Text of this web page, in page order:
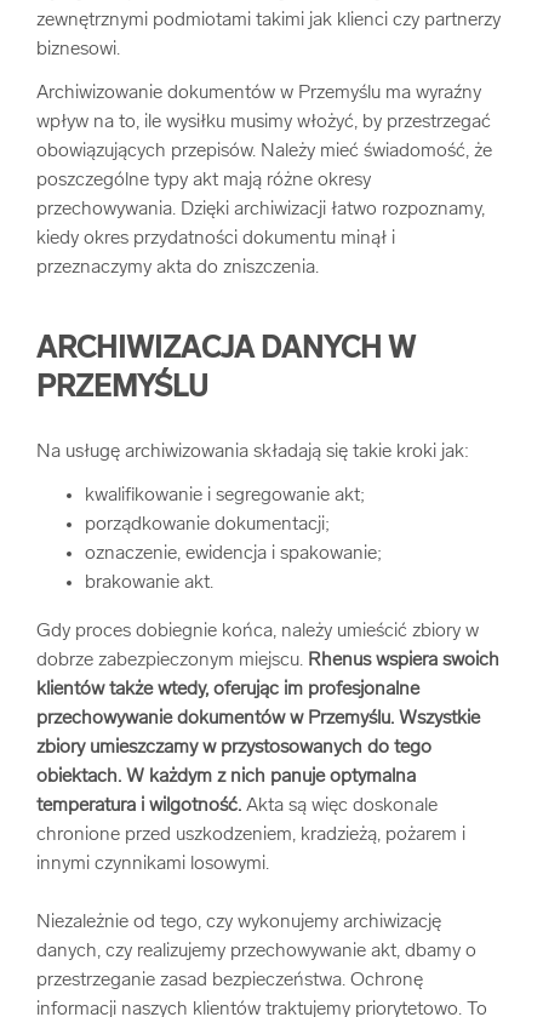
zewnętrznymi podmiotami takimi jak klienci czy partnerzy
biznesowi.
Archiwizowanie dokumentów w Przemyślu ma wyraźny
wpływ na to, ile wysiłku musimy włożyć, by przestrzegać
obowiązujących przepisów. Należy mieć świadomość, że
poszczególne typy akt mają różne okresy
przechowywania. Dzięki archiwizacji łatwo rozpoznamy,
kiedy okres przydatności dokumentu minął i
przeznaczymy akta do zniszczenia.
ARCHIWIZACJA DANYCH W
PRZEMYŚLU
Na usługę archiwizowania składają się takie kroki jak:
kwalifikowanie i segregowanie akt;
porządkowanie dokumentacji;
oznaczenie, ewidencja i spakowanie;
brakowanie akt.
Gdy proces dobiegnie końca, należy umieścić zbiory w
dobrze zabezpieczonym miejscu. Rhenus wspiera swoich
klientów także wtedy, oferując im profesjonalne
przechowywanie dokumentów w Przemyślu. Wszystkie
zbiory umieszczamy w przystosowanych do tego
obiektach. W każdym z nich panuje optymalna
temperatura i wilgotność. Akta są więc doskonale
chronione przed uszkodzeniem, kradzieżą, pożarem i
innymi czynnikami losowymi.
Niezależnie od tego, czy wykonujemy archiwizację
danych, czy realizujemy przechowywanie akt, dbamy o
przestrzeganie zasad bezpieczeństwa. Ochronę
informacji naszych klientów traktujemy priorytetowo. To